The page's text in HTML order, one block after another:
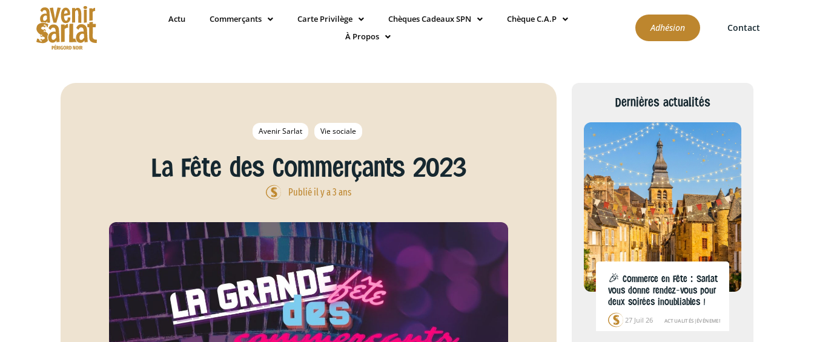
Actu Commerçants Carte Privilège Chèques Cadeaux SPN
Chèque C.A.P
À Propos
Adhésion Contact
Avenir Sarlat Vie sociale
La Fête des Commerçants 2023
Publié il y a 3 ans
Dernières actualités
🎉 Commerce en Fête : Sarlat
vous donne rendez-vous pour
deux soirées inoubliables !
27 Juil 26 ACTUALITÉS |ÉVÉNEMENTS